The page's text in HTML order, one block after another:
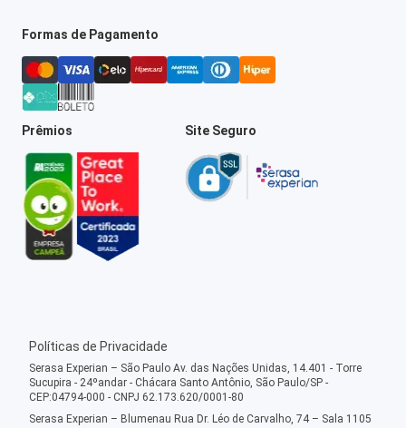
Formas de Pagamento
Prêmios Site Seguro
Políticas de Privacidade
Serasa Experian – São Paulo Av. das Nações Unidas, 14.401 - Torre
Sucupira - 24ºandar - Chácara Santo Antônio, São Paulo/SP -
CEP:04794-000 - CNPJ 62.173.620/0001-80
Serasa Experian – Blumenau Rua Dr. Léo de Carvalho, 74 – Sala 1105